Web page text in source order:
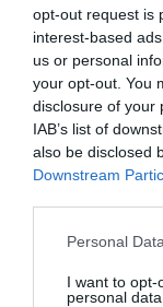
opt-out request is
interest-based
us or personal
your opt-out. You
disclosure of your
IAB’s list of
also be disclosed
Downstream
Please note that
not limited to
Personal
I want to opt-
personal data.